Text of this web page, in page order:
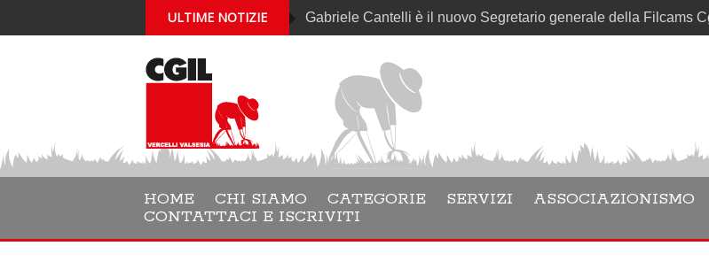
ULTIME NOTIZIEGabriele Cantelli è il nuovo Segretario generale della Filcams Cgil
HOME CHI SIAMO CATEGORIE SERVIZI ASSOCIAZIONISMO
CONTATTACI E ISCRIVITI